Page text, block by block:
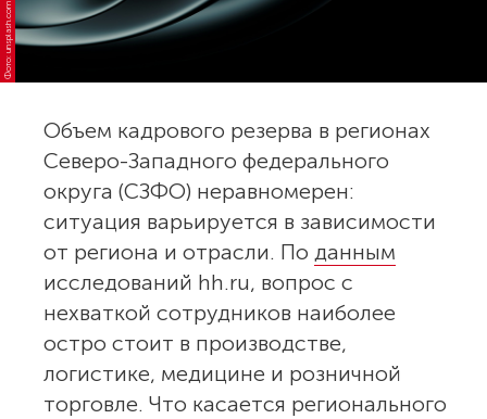
Фото: unsplash.com
Объем кадрового резерва в регионах
Северо-Западного федерального
округа (СЗФО) неравномерен:
ситуация варьируется в зависимости
от региона и отрасли. По данным
исследований hh.ru, вопрос с
нехваткой сотрудников наиболее
остро стоит в производстве,
логистике, медицине и розничной
торговле. Что касается регионального